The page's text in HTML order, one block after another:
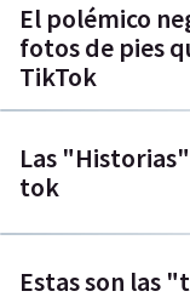
El polémico
fotos de pies
TikTok
Las
tok
Estas son las